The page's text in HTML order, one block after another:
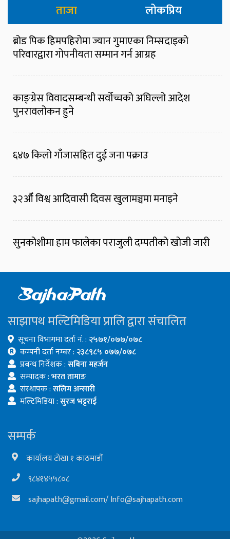
ताजा लोकप्रिय
ब्रोड पिक हिमपहिरोमा ज्यान गुमाएका निम्सदाइको
परिवारद्वारा गोपनीयता सम्मान गर्न आग्रह
काङ्ग्रेस विवादसम्बन्धी सर्वोच्चको अघिल्लो आदेश
पुनरावलोकन हुने
६४७ किलो गाँजासहित दुई जना पक्राउ
३२औँ विश्व आदिवासी दिवस खुलामञ्चमा मनाइने
सुनकोशीमा हाम फालेका पराजुली दम्पतीको खोजी जारी
साझापथ मल्टिमिडिया प्रालि द्वारा संचालित
सूचना विभागमा दर्ता नं. : २५७१/०७७/०७८
कम्पनी दर्ता नम्बर : २३८९८५ ०७७/०७८
प्रबन्ध निर्देशक :सबिना महर्जन
सम्पादक :भरत तामाङ
संस्थापक :सलिम अन्सारी
मल्टिमिडिया :सुरज भट्टराई
सम्पर्क
कार्यालय टोखा १ काठमाडौं
९८४१४५५८०८
sajhapath@gmail.com/Info@sajhapath.com